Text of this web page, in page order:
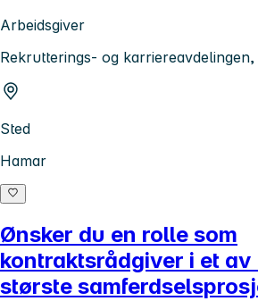
Arbeidsgiver
Rekrutterings- og
Sted
Hamar
Ønsker du en rolle som
kontraktsrådgiver i et av
største